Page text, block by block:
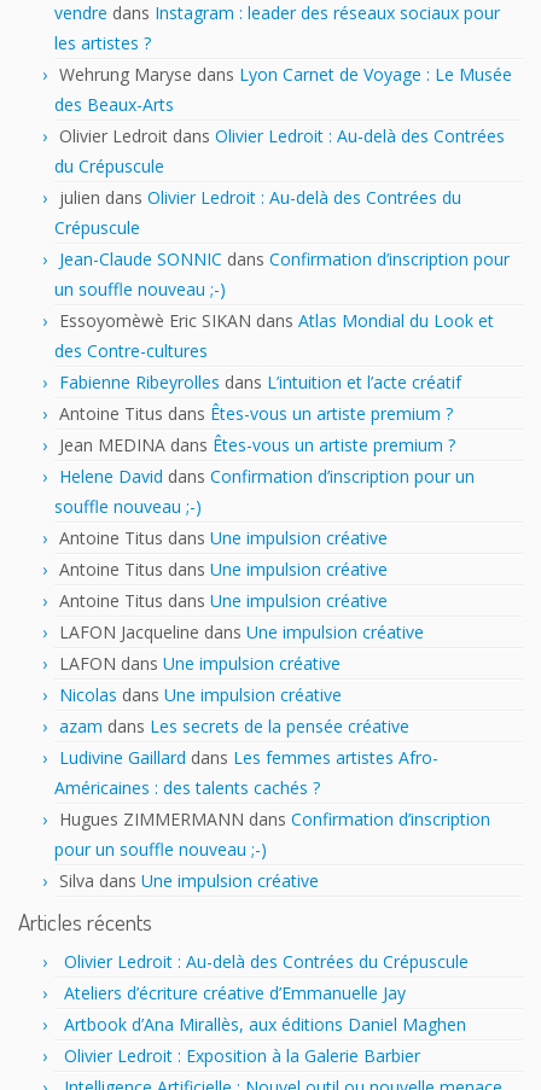
vendre dans Instagram : leader des réseaux sociaux pour
les artistes ?
Wehrung Maryse dans Lyon Carnet de Voyage : Le Musée
des Beaux-Arts
Olivier Ledroit dans Olivier Ledroit : Au-delà des Contrées
du Crépuscule
julien dans Olivier Ledroit : Au-delà des Contrées du
Crépuscule
Jean-Claude SONNIC dans Confirmation d’inscription pour
un souffle nouveau ;-)
Essoyomèwè Eric SIKAN dans Atlas Mondial du Look et
des Contre-cultures
Fabienne Ribeyrolles dans L’intuition et l’acte créatif
Antoine Titus dans Êtes-vous un artiste premium ?
Jean MEDINA dans Êtes-vous un artiste premium ?
Helene David dans Confirmation d’inscription pour un
souffle nouveau ;-)
Antoine Titus dans Une impulsion créative
Antoine Titus dans Une impulsion créative
Antoine Titus dans Une impulsion créative
LAFON Jacqueline dans Une impulsion créative
LAFON dans Une impulsion créative
Nicolas dans Une impulsion créative
azam dans Les secrets de la pensée créative
Ludivine Gaillard dans Les femmes artistes Afro-
Américaines : des talents cachés ?
Hugues ZIMMERMANN dans Confirmation d’inscription
pour un souffle nouveau ;-)
Silva dans Une impulsion créative
Articles récents
Olivier Ledroit : Au-delà des Contrées du Crépuscule
Ateliers d’écriture créative d’Emmanuelle Jay
Artbook d’Ana Mirallès, aux éditions Daniel Maghen
Olivier Ledroit : Exposition à la Galerie Barbier